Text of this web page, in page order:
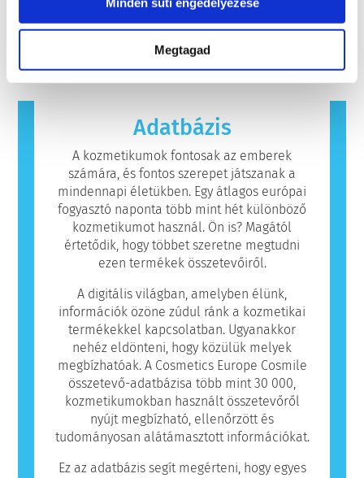
Megtagad
vállalatoknak törvényileg kötelesek elvégezni,
lefedik az összes lehetséges kockázatot,
beleértve a potenciális endokrin zavarokat
termékek biztonságosságát.
akkor fordul elő, amikor az ember
immunrendszere olyan anyagokra reagál,
amelyek a legtöbb ember számára
ártalmatlanok. Az allergiás reakciót kiváltó
anyagot allergénnek nevezzük. A kozmetikai
tartalmazhatnak, amelyek egyes emberek
számára allergiát okozhatnak. Ez nem jelenti
azt, hogy a termék mások számára nem
biztonságos.
Tovább
Adatbázis
A kozmetikumok fontosak az emberek
számára, és fontos szerepet játszanak a
mindennapi életükben. Egy átlagos európai
fogyasztó naponta több mint hét különböző
kozmetikumot használ. Ön is? Magától
értetődik, hogy többet szeretne megtudni
ezen termékek összetevőiről.
A digitális világban, amelyben élünk,
információk özöne zúdul ránk a kozmetikai
termékekkel kapcsolatban. Ugyanakkor
nehéz eldönteni, hogy közülük melyek
megbízhatóak. A Cosmetics Europe Cosmile
összetevő-adatbázisa több mint 30 000,
kozmetikumokban használt összetevőről
nyújt megbízható, ellenőrzött és
tudományosan alátámasztott információkat.
Ez az adatbázis segít megérteni, hogy egyes